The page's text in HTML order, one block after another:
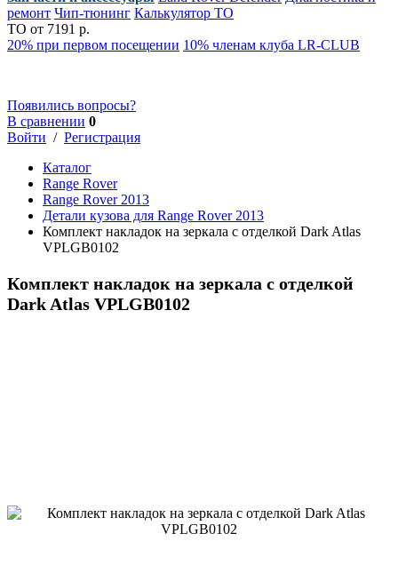
ремонт Чип-тюнинг Калькулятор ТО
ТО от 7191 р.
20% при первом посещении 10% членам клуба LR-CLUB
Появились вопросы?
В сравнении 0
Войти / Регистрация
Каталог
Range Rover
Range Rover 2013
Детали кузова для Range Rover 2013
Комплект накладок на зеркала с отделкой Dark Atlas
VPLGB0102
Комплект накладок на зеркала с отделкой
Dark Atlas VPLGB0102